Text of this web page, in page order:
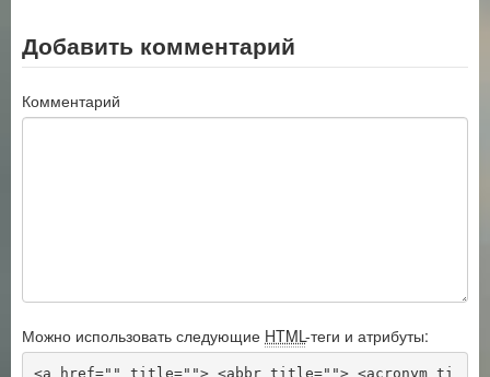
Добавить комментарий
Комментарий
Можно использовать следующие HTML-теги и атрибуты:
<a href="" title=""> <abbr title=""> <acronym ti